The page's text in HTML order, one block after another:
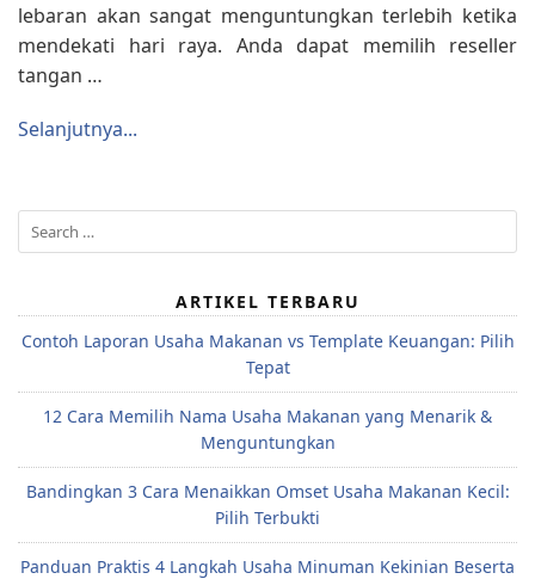
lebaran akan sangat menguntungkan terlebih ketika
mendekati hari raya. Anda dapat memilih reseller
tangan …
Selanjutnya...
Search
for:
ARTIKEL TERBARU
Contoh Laporan Usaha Makanan vs Template Keuangan: Pilih
Tepat
12 Cara Memilih Nama Usaha Makanan yang Menarik &
Menguntungkan
Bandingkan 3 Cara Menaikkan Omset Usaha Makanan Kecil:
Pilih Terbukti
Panduan Praktis 4 Langkah Usaha Minuman Kekinian Beserta